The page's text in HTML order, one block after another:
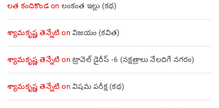
లత కందికొండon లంకంత ఇల్లు (కథ)
శ్యామకృష్ణ తెన్నేటి on విజయం (కవిత)
శ్యామకృష్ణ తెన్నేటి on ట్రావెల్ డైరీస్ -6 (నక్షత్రాలు నేలదిగే నగరం)
శ్యామకృష్ణ తెన్నేటి on విషమ పరీక్ష (క‌థ‌)